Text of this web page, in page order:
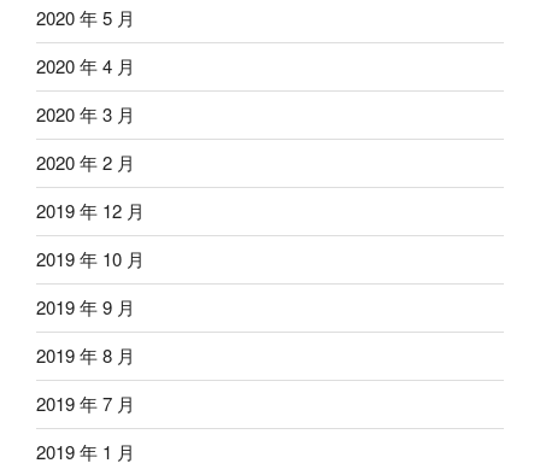
2020 年 5 月
2020 年 4 月
2020 年 3 月
2020 年 2 月
2019 年 12 月
2019 年 10 月
2019 年 9 月
2019 年 8 月
2019 年 7 月
2019 年 1 月